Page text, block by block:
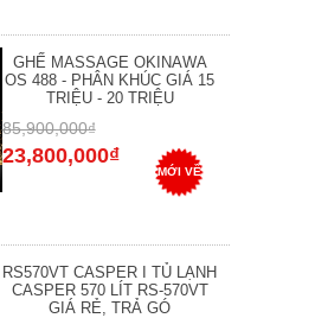
GHẾ MASSAGE OKINAWA
OS 488 - PHÂN KHÚC GIÁ 15
TRIỆU - 20 TRIỆU
85,900,000₫
23,800,000₫
MỚI VỀ
RS570VT CASPER I TỦ LẠNH
CASPER 570 LÍT RS-570VT
GIÁ RẺ, TRẢ GÓ